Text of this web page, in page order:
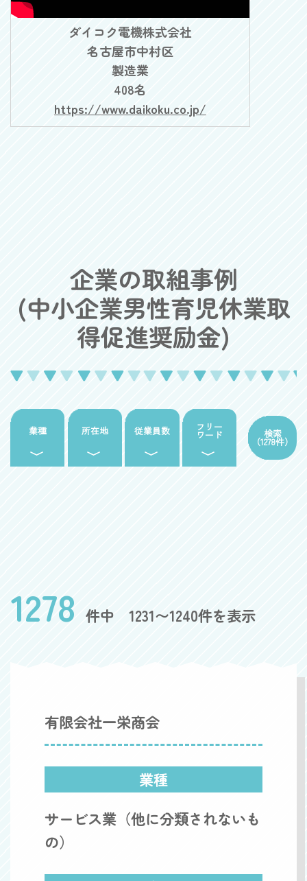
ダイコク電機株式会社
名古屋市中村区
製造業
408名
https://www.daikoku.co.jp/
企業の取組事例
(中小企業男性育児休業取
得促進奨励金)
業種 所在地 従業員数 フリー
ワード 検索
（1278件）
1278 件中 1231〜1240件を表示
有限会社一栄商会
業種
サービス業（他に分類されないも
の）